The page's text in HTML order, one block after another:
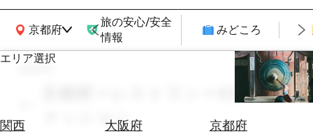
京都府
関西広域MAP
旅の安心/安全
情報
みどころ
エリア選択
関西 大阪府
京都府
エ
search
京都府 × レストラン × 8月 × フ
ァッション